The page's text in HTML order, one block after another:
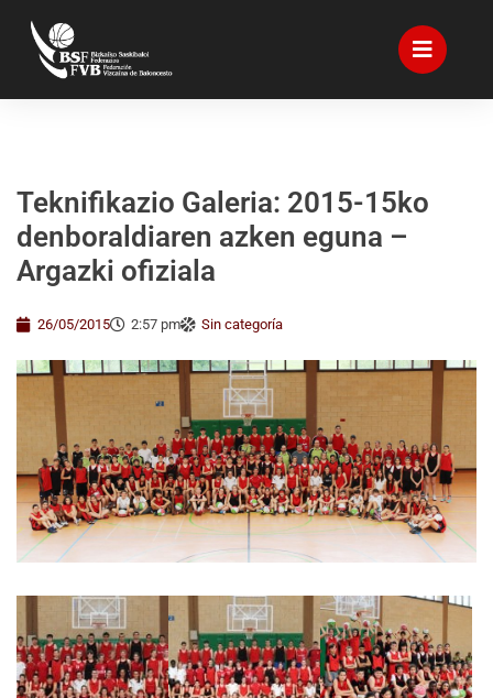
Teknifikazio Galeria: 2015-15ko
denboraldiaren azken eguna –
Argazki ofiziala
26/05/2015 2:57 pm Sin categoría